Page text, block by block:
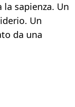
sapienza. Un
Un
da una